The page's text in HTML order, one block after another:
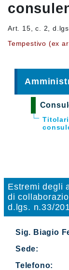
Art. 15, c. 2,
Tempestivo (ex
Estremi degli
di
d.lgs. n.33/
Sig. Biagio
Sede:
Telefono: